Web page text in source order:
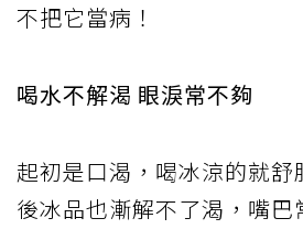
不把它當病！
喝水不解渴 眼淚常不夠
起初是口渴，喝冰涼的就舒
後冰品也漸解不了渴，嘴巴